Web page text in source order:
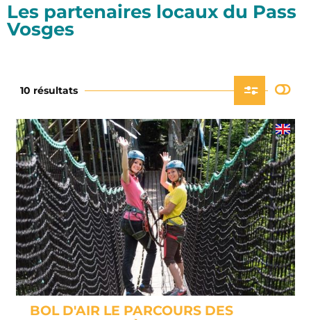
Les partenaires locaux du Pass
Vosges
10 résultats
BOL D'AIR LE PARCOURS DES